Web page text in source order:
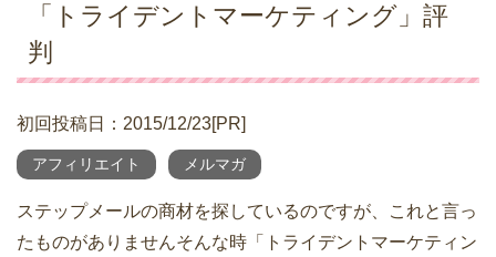
「トライデントマーケティング」評
判
初回投稿日：2015/12/23[PR]
アフィリエイト メルマガ
ステップメールの商材を探しているのですが、これと言っ
たものがありませんそんな時「トライデントマーケティン